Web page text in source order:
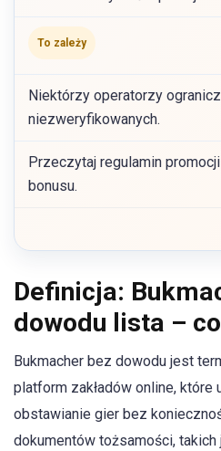
To zależy
Niektórzy operatorzy
niezweryfikowanych.
Przeczytaj regulamin
bonusu.
Definicja:
dowodu lista –
Bukmacher bez dowodu jest
platform zakładów online, które
obstawianie gier bez
dokumentów tożsamości,